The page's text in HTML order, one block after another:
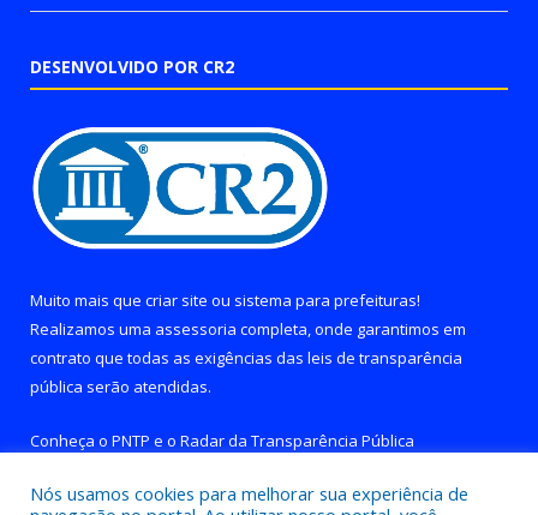
DESENVOLVIDO POR CR2
Muito mais que criar site ou sistema para prefeituras!
Realizamos uma assessoria completa, onde garantimos em
contrato que todas as exigências das leis de transparência
pública serão atendidas.
Conheça o PNTP e o Radar da Transparência Pública
Nós usamos cookies para melhorar sua experiência de